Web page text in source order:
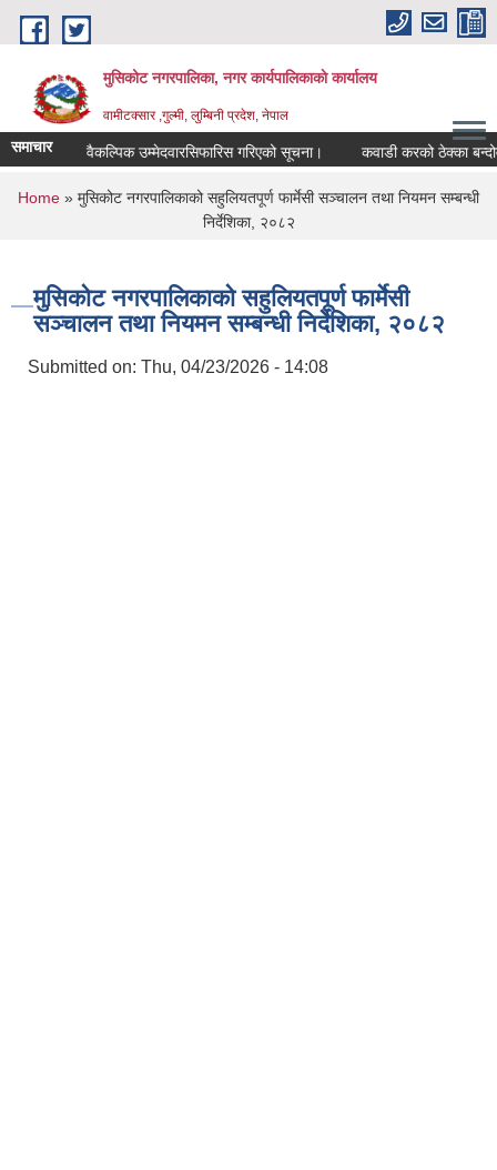
Skip to main content
मुसिकोट नगरपालिका, नगर कार्यपालिकाकाे कार्यालय
वामीटक्सार ,गुल्मी, लुम्बिनी प्रदेश, नेपाल
समाचारवैकल्पिक उम्मेदवारसिफारिस गरिएको सूचना। कवाडी करको ठेक्का बन्दोवस्त
You are here
Home » मुसिकोट नगरपालिकाको सहुलियतपूर्ण फार्मेसी सञ्चालन तथा नियमन सम्बन्धी
निर्देशिका, २०८२
मुसिकोट नगरपालिकाको सहुलियतपूर्ण फार्मेसी
सञ्चालन तथा नियमन सम्बन्धी निर्देशिका, २०८२
Submitted on: Thu, 04/23/2026 - 14:08